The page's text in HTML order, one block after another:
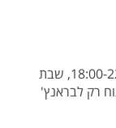
שעות פתיחה: שלישי-שישי 11:30-15:00, 18:00-22:00, שבת
22:00, ראשון פתוח רק לבראנץ'